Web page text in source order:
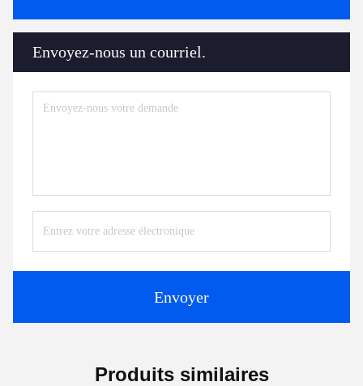
Envoyez-nous un courriel.
Envoyer
Produits similaires